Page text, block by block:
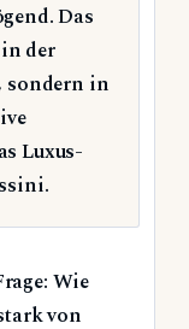
Das
der
sondern in
Luxus-
Wie
von